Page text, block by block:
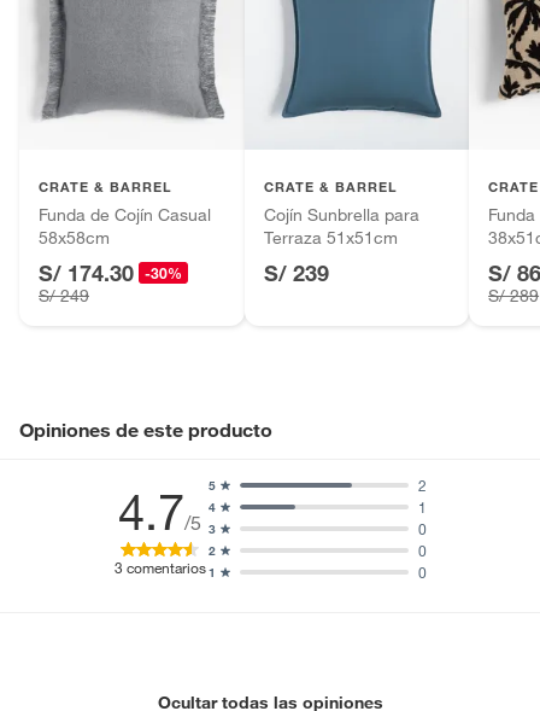
baño con señales de uso, sin empaques, etiquetas o sellos.
Alimentos, bebidas, fórmulas y leches para bebés.
Productos hechos a medida.
Pinturas de color a pedido.
Productos que hayan sido previamente instalados.
Baterías de auto.
Motocicletas y bicicletas motorizadas.
Licores y cigarros electrónicos.
CRATE & BARREL
Funda de Cojín Casual
58x58cm
S/ 174.30 -30%
S/ 249
CRATE & BARREL
Cojín Sunbrella para
Terraza 51x51cm
S/ 239 S/
S/ 289
Opiniones de este producto
4.7/5
3 comentarios1 0
2 0
3 0
4 1
5 2
Ocultar todas las opiniones